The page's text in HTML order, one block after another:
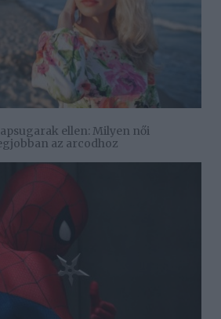
ellen: Milyen női
az arcodhoz